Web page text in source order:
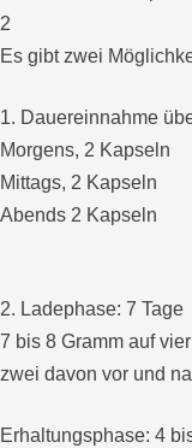
2
Es gibt zwei
1. Dauereinnahme
Morgens, 2 Kapseln
Mittags, 2 Kapseln
Abends 2 Kapseln
2. Ladephase: 7 Tage
7 bis 8 Gramm auf
zwei davon vor und
Erhaltungsphase: 4